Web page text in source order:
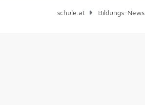
schule.at Bildungs-News